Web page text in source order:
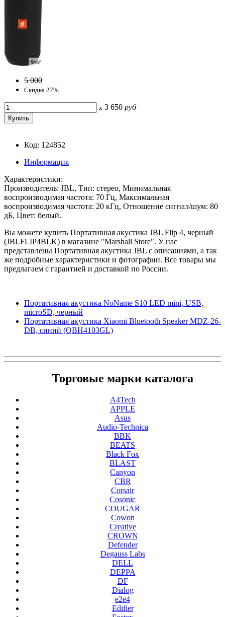
5 000
Скидка 27%
x 3 650 руб
Код: 124852
Информация
Характеристики:
Производитель: JBL, Тип: стерео, Минимальная
воспроизводимая частота: 70 Гц, Максимальная
воспроизводимая частота: 20 кГц, Отношение сигнал/шум: 80
дБ, Цвет: белый.
Вы можете купить Портативная акустика JBL Flip 4, черный
(JBLFLIP4BLK) в магазине "Marshall Store". У нас
представлены Портативная акустика JBL с описаниями, а так
же подробные характеристики и фотографии. Все товары мы
предлагаем с гарантией и доставкой по России.
Портативная акустика NoName S10 LED mini, USB,
microSD, черный
Портативная акустика Xiaomi Bluetooth Speaker MDZ-26-
DB, синий (QBH4103GL)
Торговые марки каталога
A4Tech
APPLE
Asus
Audio-Technica
BBK
BEATS
Black Fox
BLAST
Canyon
CBR
Corsair
Cosonic
COUGAR
Cowon
Creative
CROWN
Defender
Degauss Labs
DELL
DEPPA
DF
Dialog
e2e4
Edifier